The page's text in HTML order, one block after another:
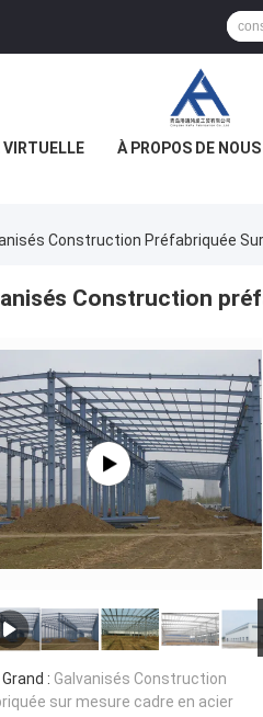
VIRTUELLE À PROPOS DE NOUS
Construction Préfabriquée
Construction
: Galvanisés Construction
sur mesure cadre en acier